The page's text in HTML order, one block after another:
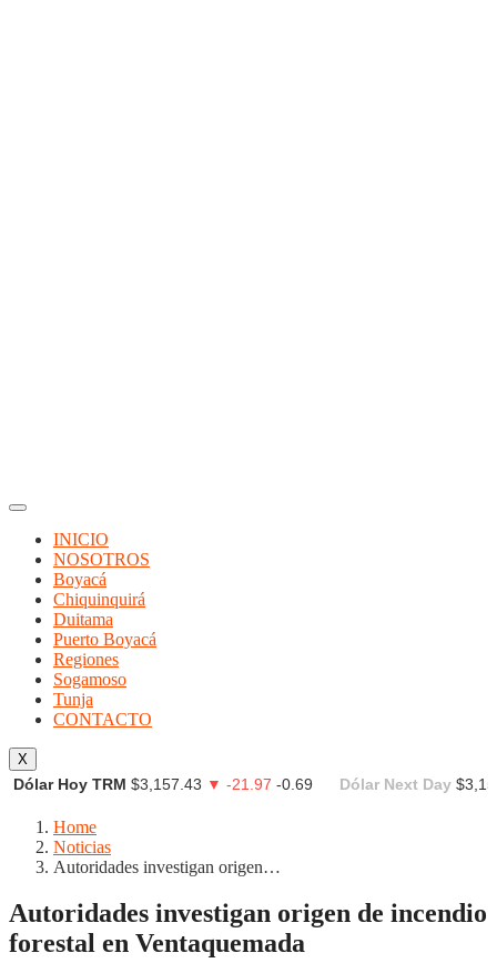
INICIO
NOSOTROS
Boyacá
Chiquinquirá
Duitama
Puerto Boyacá
Regiones
Sogamoso
Tunja
CONTACTO
X
Dólar Hoy TRM $3,157.43 ▼ -21.97 -0.69 Dólar Next Day
Home
Noticias
Autoridades investigan origen…
Autoridades investigan origen de incendio
forestal en Ventaquemada